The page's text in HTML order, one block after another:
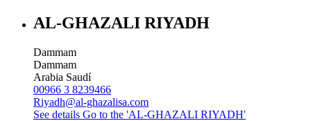
AL-GHAZALI RIYADH
Dammam
Dammam
Arabia Saudí
00966 3 8239466
Riyadh@al-ghazalisa.com
See details Go to the 'AL-GHAZALI RIYADH'